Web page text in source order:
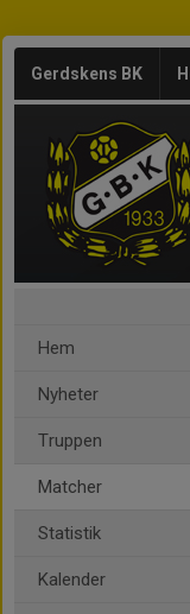
Gerdskens BK
Hem
Nyheter
Truppen
Matcher
Statistik
Kalender